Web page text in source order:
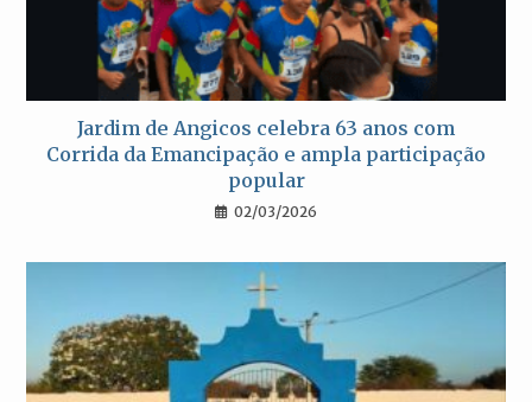
Jardim de Angicos celebra 63 anos com
Corrida da Emancipação e ampla participação
popular
02/03/2026